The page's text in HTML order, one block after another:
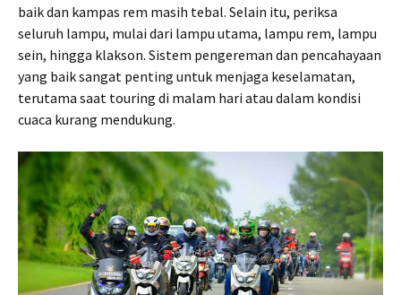
baik dan kampas rem masih tebal. Selain itu, periksa
seluruh lampu, mulai dari lampu utama, lampu rem, lampu
sein, hingga klakson. Sistem pengereman dan pencahayaan
yang baik sangat penting untuk menjaga keselamatan,
terutama saat touring di malam hari atau dalam kondisi
cuaca kurang mendukung.